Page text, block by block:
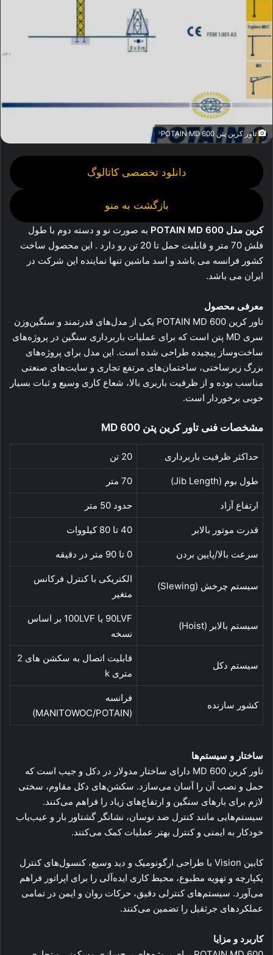
تاور کرین پتن POTAIN MD 600
دانلود تخصصی کاتالوگ
بازگشت به منو
کرین مدل POTAIN MD 600
به صورت نو و دسته دوم با طول
فلش 70 متر و قابلیت حمل تا 20 تن رو دارد . این محصول ساخت
کشور فرانسه می باشد و اسد ماشین تنها نماینده این شرکت در
ایران می باشد.
معرفی محصول
تاور کرین POTAIN MD 600 یکی از مدل‌های قدرتمند و سنگین‌وزن
سری MD پتن است که برای عملیات باربرداری سنگین در پروژه‌های
ساخت‌وساز پیچیده طراحی شده است. این مدل برای پروژه‌های
بزرگ زیرساختی، ساختمان‌های مرتفع تجاری و سایت‌های صنعتی
مناسب بوده و از ظرفیت باربری بالا، شعاع کاری وسیع و ثبات بسیار
خوبی برخوردار است.
مشخصات فنی تاور کرین پتن MD 600
حداکثر ظرفیت باربرداری 20 تن
طول بوم (Jib Length) 70 متر
ارتفاع آزاد حدود 50 متر
قدرت موتور بالابر 40 تا 80 کیلووات
سرعت بالا/پایین بردن 0 تا 90 متر در دقیقه
سیستم چرخش (Slewing)
الکتریکی با کنترل فرکانس
متغیر
سیستم بالابر (Hoist)
90LVF یا 100LVF بر اساس
نسخه
سیستم دکل
قابلیت اتصال به سکشن های 2
متری k
کشور سازنده
فرانسه
(MANITOWOC/POTAIN)
ساختار و سیستم‌ها
تاور کرین MD 600 دارای ساختار مدولار در دکل و جیب است که
حمل و نصب آن را آسان می‌سازد. سکشن‌های دکل مقاوم، سختی
لازم برای بارهای سنگین و ارتفاع‌های زیاد را فراهم می‌کنند.
سیستم‌هایی مانند کنترل ضد نوسان، نشانگر گشتاور بار و عیب‌یاب
خودکار به ایمنی و کنترل بهتر عملیات کمک می‌کنند.
کابین Vision با طراحی ارگونومیک و دید وسیع، کنسول‌های کنترل
یکپارچه و تهویه مطبوع، محیط کاری ایده‌آلی را برای اپراتور فراهم
می‌آورد. سیستم‌های کنترلی دقیق، حرکات روان و ایمن در تمامی
عملکردهای جرثقیل را تضمین می‌کنند.
کاربرد و مزایا